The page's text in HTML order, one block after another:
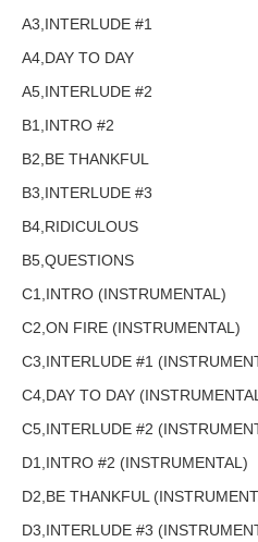
A3,INTERLUDE #1
A4,DAY TO DAY
A5,INTERLUDE #2
B1,INTRO #2
B2,BE THANKFUL
B3,INTERLUDE #3
B4,RIDICULOUS
B5,QUESTIONS
C1,INTRO (INSTRUMENTAL)
C2,ON FIRE (INSTRUMENTAL)
C3,INTERLUDE #1
C4,DAY TO DAY
C5,INTERLUDE #2
D1,INTRO #2 (INSTRUMENTAL)
D2,BE THANKFUL
D3,INTERLUDE #3